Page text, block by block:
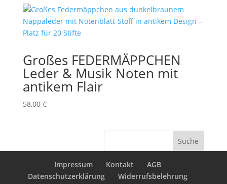
Großes FEDERMÄPPCHEN
Leder & Musik Noten mit
antikem Flair
58,00 €
Suche
Impressum Kontakt
AGB
Datenschutzerklärung
Widerrufsbelehrung